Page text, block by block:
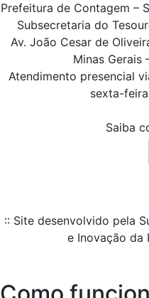
Prefeitura de Contagem –
Subsecretaria do
Av. João Cesar de
Minas Gerais
Atendimento presencial
sexta-
Saiba
:: Site desenvolvido pela
e Inovação da